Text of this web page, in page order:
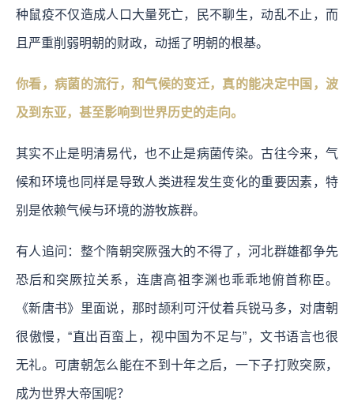
种鼠疫不仅造成人口大量死亡，民不聊生，动乱不止，而
且严重削弱明朝的财政，动摇了明朝的根基。
你看，病菌的流行，和气候的变迁，真的能决定中国，波
及到东亚，甚至影响到世界历史的走向。
其实不止是明清易代，也不止是病菌传染。古往今来，气
候和环境也同样是导致人类进程发生变化的重要因素，特
别是依赖气候与环境的游牧族群。
有人追问：整个隋朝突厥强大的不得了，河北群雄都争先
恐后和突厥拉关系，连唐高祖李渊也乖乖地俯首称臣。
《新唐书》里面说，那时颉利可汗仗着兵锐马多，对唐朝
很傲慢，“直出百蛮上，视中国为不足与”，文书语言也很
无礼。可唐朝怎么能在不到十年之后，一下子打败突厥，
成为世界大帝国呢？